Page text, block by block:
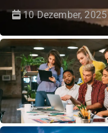
10 Dezember, 2025